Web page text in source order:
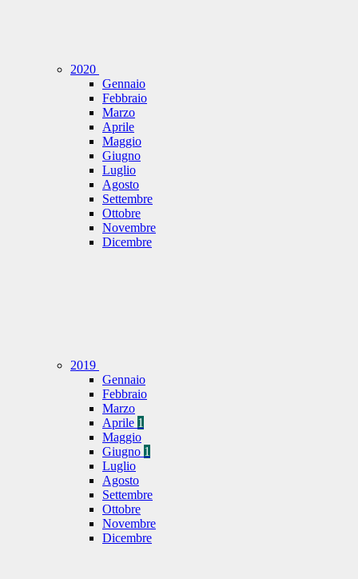
2020
Gennaio
Febbraio
Marzo
Aprile
Maggio
Giugno
Luglio
Agosto
Settembre
Ottobre
Novembre
Dicembre
2019
Gennaio
Febbraio
Marzo
Aprile 1
Maggio
Giugno 1
Luglio
Agosto
Settembre
Ottobre
Novembre
Dicembre